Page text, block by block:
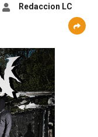
Redaccion LC